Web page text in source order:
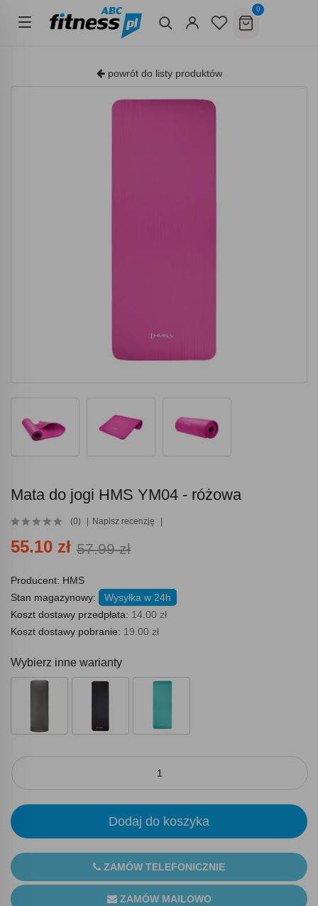
0
powrót do listy produktów
Mata do jogi HMS YM04 - różowa
(0) Napisz recenzję
55.10 zł 57.99 zł
Producent: HMS
Stan magazynowy:
Wysyłka w 24h
Koszt dostawy przedpłata: 14.00 zł
Koszt dostawy pobranie: 19.00 zł
Wybierz inne warianty
Dodaj do koszyka
ZAMÓW TELEFONICZNIE
ZAMÓW MAILOWO